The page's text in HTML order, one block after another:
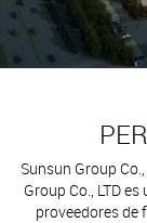
Sunsun Group
Group Co., LTD
proveedores de